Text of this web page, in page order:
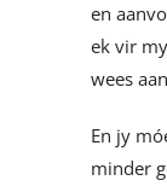
en
ek vir
wees
En jy
minder